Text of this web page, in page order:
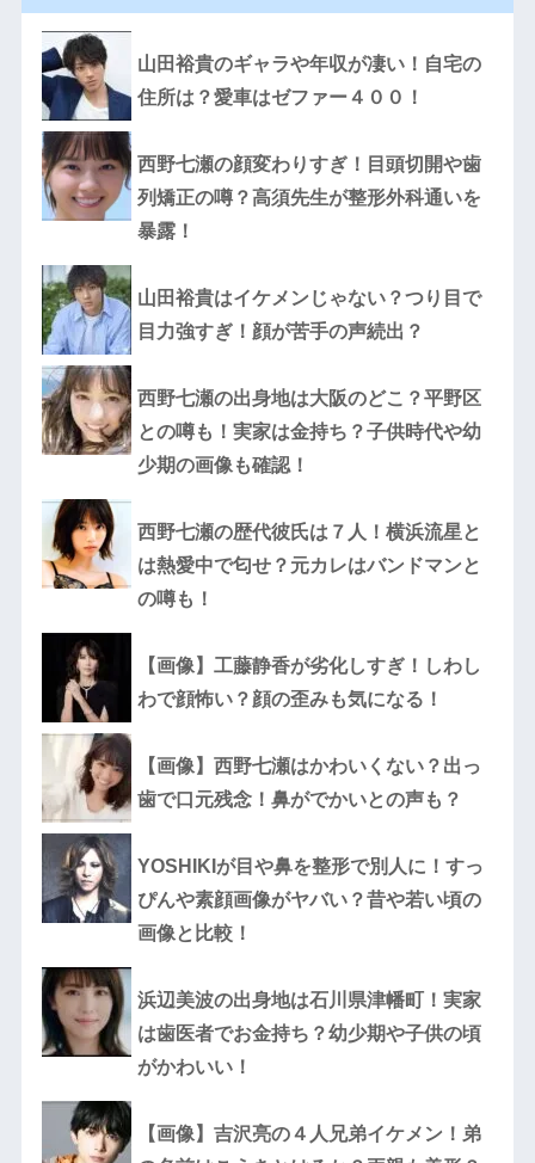
山田裕貴のギャラや年収が凄い！自宅の
住所は？愛車はゼファー４００！
西野七瀬の顔変わりすぎ！目頭切開や歯
列矯正の噂？高須先生が整形外科通いを
暴露！
山田裕貴はイケメンじゃない？つり目で
目力強すぎ！顔が苦手の声続出？
西野七瀬の出身地は大阪のどこ？平野区
との噂も！実家は金持ち？子供時代や幼
少期の画像も確認！
西野七瀬の歴代彼氏は７人！横浜流星と
は熱愛中で匂せ？元カレはバンドマンと
の噂も！
【画像】工藤静香が劣化しすぎ！しわし
わで顔怖い？顔の歪みも気になる！
【画像】西野七瀬はかわいくない？出っ
歯で口元残念！鼻がでかいとの声も？
YOSHIKIが目や鼻を整形で別人に！すっ
ぴんや素顔画像がヤバい？昔や若い頃の
画像と比較！
浜辺美波の出身地は石川県津幡町！実家
は歯医者でお金持ち？幼少期や子供の頃
がかわいい！
【画像】吉沢亮の４人兄弟イケメン！弟